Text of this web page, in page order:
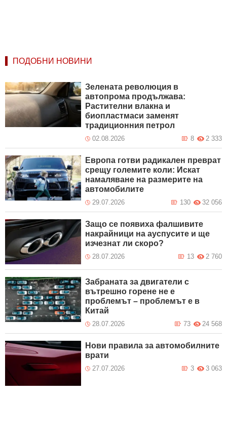
ПОДОБНИ НОВИНИ
Зелената революция в
автопрома продължава:
Растителни влакна и
биопластмаси заменят
традиционния петрол
02.08.2026 2 333
8
Европа готви радикален преврат
срещу големите коли: Искат
намаляване на размерите на
автомобилите
29.07.2026 32 056
130
Защо се появиха фалшивите
накрайници на ауспусите и ще
изчезнат ли скоро?
28.07.2026 2 760
13
Забраната за двигатели с
вътрешно горене не е
проблемът – проблемът е в
Китай
28.07.2026 24 568
73
Нови правила за автомобилните
врати
27.07.2026 3 063
3